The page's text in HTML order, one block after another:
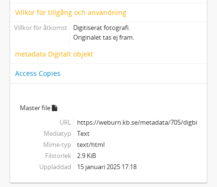
Villkor för tillgång och användning
Villkor för åtkomst
Digitiserat fotografi.
Originalet tas ej fram.
metadata Digitalt objekt
Access Copies
Master file
URL
https://weburn.kb.se/metadata/705/
Mediatyp
Text
Mime-typ
text/html
Filstorlek
2.9 KiB
Uppladdad
15 januari 2025 17.18